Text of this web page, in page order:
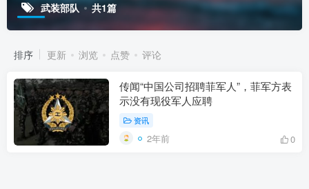
武装部队 共1篇
排序 更新 浏览 点赞 评论
传闻“中国公司招聘菲军人”，菲军方表
示没有现役军人应聘
资讯
2年前 0